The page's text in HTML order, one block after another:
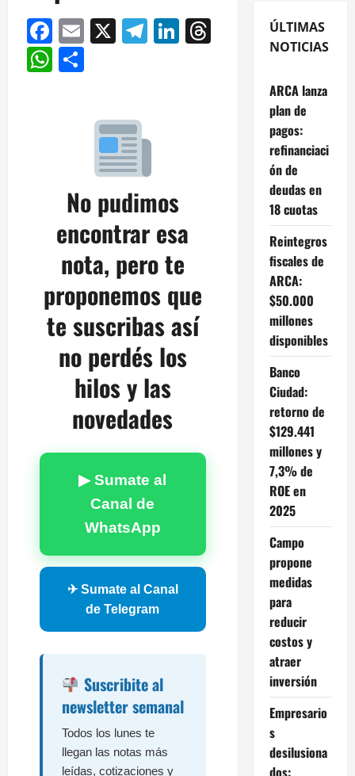
Facebook
Email
X Telegram
LinkedIn
Threads
WhatsApp
No pudimos
encontrar esa
nota, pero te
proponemos que
te suscribas así
no perdés los
hilos y las
novedades
▶ Sumate al
Canal de
WhatsApp
✈ Sumate al Canal
de Telegram
Suscribite al
newsletter semanal
Todos los lunes te
llegan las notas más
leídas, cotizaciones y
ÚLTIMAS
NOTICIAS
ARCA lanza
plan de
pagos:
refinanciaci
ón de
deudas en
18 cuotas
Reintegros
fiscales de
ARCA:
$50.000
millones
disponibles
Banco
Ciudad:
retorno de
$129.441
millones y
7,3% de
ROE en
2025
Campo
propone
medidas
para
reducir
costos y
atraer
inversión
Empresario
s
desilusiona
dos: